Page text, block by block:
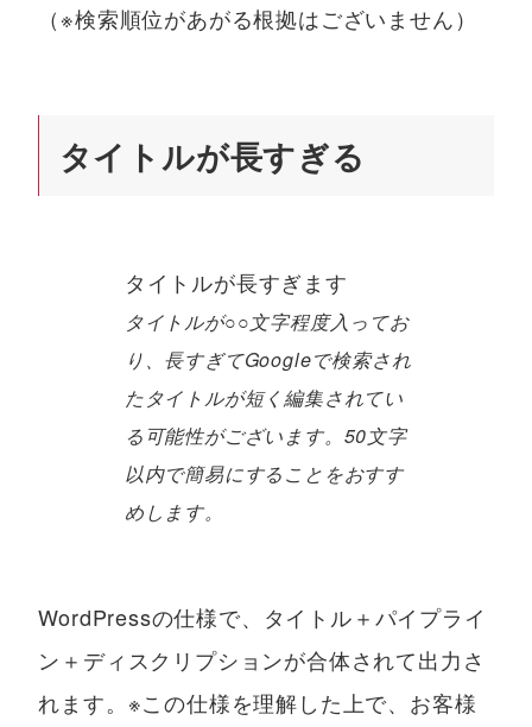
（※検索順位があがる根拠はございません）
タイトルが長すぎる
タイトルが長すぎます
タイトルが○○文字程度入ってお
り、長すぎてGoogleで検索され
たタイトルが短く編集されてい
る可能性がございます。50文字
以内で簡易にすることをおすす
めします。
WordPressの仕様で、タイトル＋パイプライ
ン＋ディスクリプションが合体されて出力さ
れます。※この仕様を理解した上で、お客様